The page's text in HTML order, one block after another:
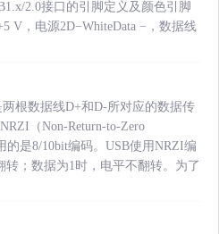
2.0接口的引脚定义及颜色引脚
V，电源2D−WhiteData −，数据线
根数据线D+和D-所对应的数据传
（Non-Return-to-Zero
的是8/10bit编码。USB使用NRZI编
；数据为1时，电平不翻转。为了